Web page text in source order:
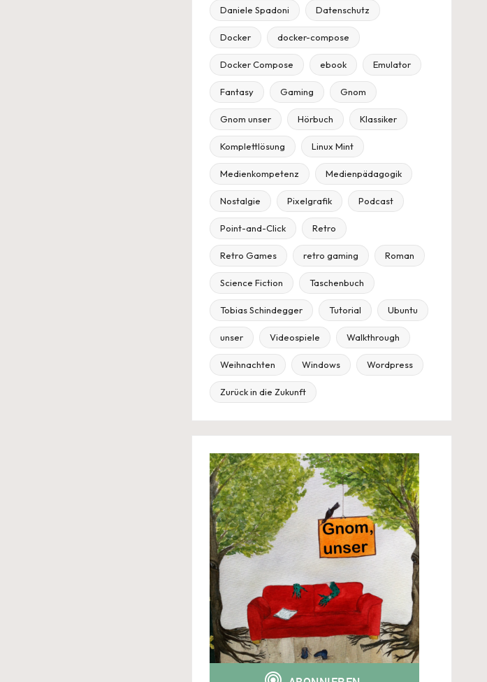
Daniele Spadoni Datenschutz
Docker docker-compose
Docker Compose ebook Emulator
Fantasy Gaming Gnom
Gnom unser Hörbuch Klassiker
Komplettlösung Linux Mint
Medienkompetenz Medienpädagogik
Nostalgie Pixelgrafik Podcast
Point-and-Click Retro
Retro Games retro gaming Roman
Science Fiction Taschenbuch
Tobias Schindegger Tutorial Ubuntu
unser Videospiele Walkthrough
Weihnachten Windows Wordpress
Zurück in die Zukunft